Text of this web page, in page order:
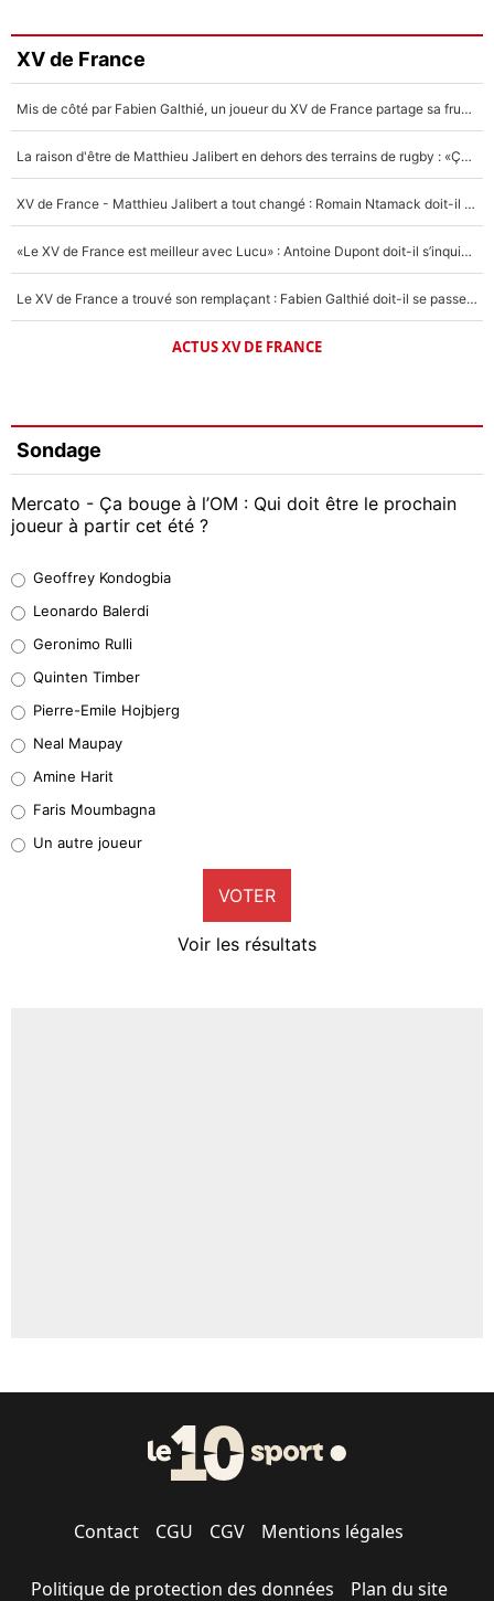
XV de France
Mis de côté par Fabien Galthié, un joueur du XV de France partage sa frustration : «ils ne me l’ont pas dit tout de suite»
La raison d'être de Matthieu Jalibert en dehors des terrains de rugby : «Ça m'atteint autant que si tu touches à un membre de ma famille»
XV de France - Matthieu Jalibert a tout changé : Romain Ntamack doit-il s’inquiéter pour sa place à un an de la Coupe du monde ?
«Le XV de France est meilleur avec Lucu» : Antoine Dupont doit-il s’inquiéter pour sa place ?
Le XV de France a trouvé son remplaçant : Fabien Galthié doit-il se passer d'Antoine Dupont ?
ACTUS XV DE FRANCE
Sondage
Mercato - Ça bouge à l’OM : Qui doit être le prochain
joueur à partir cet été ?
38%
32%
5%
1%
9%
Geoffrey Kondogbia
Leonardo Balerdi
Geronimo Rulli
Quinten Timber
Pierre-Emile Hojbjerg
Neal Maupay
Amine Harit
Faris Moumbagna
Un autre joueur
VOTER
Voir les résultats
Contact CGU CGV Mentions légales
Politique de protection des données Plan du site